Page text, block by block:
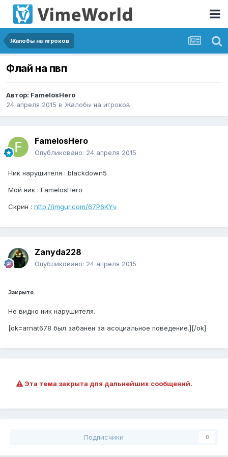
Жалобы на игроков
Флай на пвп
Автор: FamelosHero
24 апреля 2015 в Жалобы на игроков
FamelosHero
Опубликовано: 24 апреля 2015
Ник нарушителя : blackdown5
Мой ник : FamelosHero
Скрин : http://imgur.com/67P6KYv
Zanyda228
Опубликовано: 24 апреля 2015
Закрыто.
Не видно ник нарушителя.
[ok=arnat678 был забанен за асоциальное поведение.][/ok]
Эта тема закрыта для дальнейших сообщений.
Подписчики 0